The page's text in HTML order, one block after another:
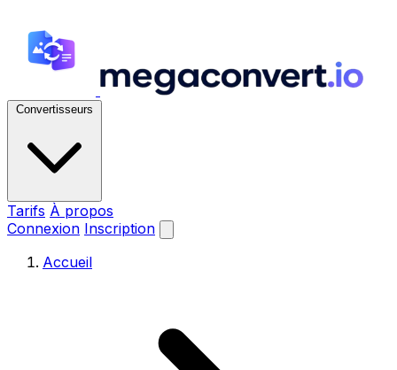
Convertisseurs
Tarifs À propos
Connexion Inscription
Accueil